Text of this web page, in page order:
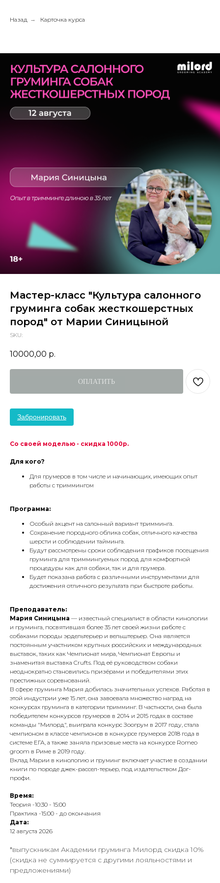
Назад → Карточка курса
Мастер-класс "Культура салонного
груминга собак жесткошерстных
пород" от Марии Синицыной
SKU:
10000,00 р.
ОПЛАТИТЬ
Забронировать
Со своей моделью - скидка 1000р.
Для кого?
Для грумеров в том числе и начинающих, имеющих опыт
работы с триммингом
Программа:
Особый акцент на салонный вариант тримминга.
Сохранение породного облика собак, отличного качества
шерсти и соблюдении тайминга.
Будут рассмотрены сроки соблюдения графиков посещения
груминга для триммингуемых пород для комфортной
процедуры как для собаки, так и для грумера.
Будет показана работа с различными инструментами для
достижения отличного результата при быстроте работы.
Преподаватель:
Мария Синицына — известный специалист в области кинологии
и груминга, посвятившая более 35 лет своей жизни работе с
собаками породы эрдельтерьер и вельштерьер. Она является
постоянным участником крупных российских и международных
выставок, таких как Чемпионат мира, Чемпионат Европы и
знаменитая выставка Crufts. Под её руководством собаки
неоднократно становились призёрами и победителями этих
престижных соревнований.
В сфере груминга Мария добилась значительных успехов. Работая в
этой индустрии уже 15 лет, она завоевала множество наград на
конкурсах груминга в категории тримминг. В частности, она была
победителем конкурсов грумеров в 2014 и 2015 годах в составе
команды "Милорд", выиграла конкурс Зоогрум в 2017 году, стала
чемпионом в классе чемпионов в конкурсе грумеров 2018 года в
системе ЕГА, а также заняла призовые места на конкурсе Romeo
groom в Риме в 2019 году.
Вклад Марии в кинологию и груминг включает участие в создании
книги по породе джек-рассел-терьер, под издательством Дог-
профи.
Время:
Теория -10:30 - 15:00
Практика -15:00 - до окончания
Дата:
12 августа 2026
*выпускникам Академии груминга Милорд скидка 10%
(скидка не суммируется с другими лояльностями и
предложениями)